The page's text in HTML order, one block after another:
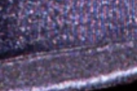
FRANÇAIS
ENGLISH